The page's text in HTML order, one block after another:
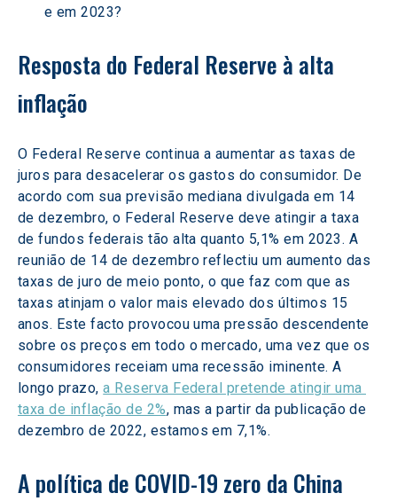
e em 2023?
Resposta do Federal Reserve à alta
inflação
O Federal Reserve continua a aumentar as taxas de
juros para desacelerar os gastos do consumidor. De
acordo com sua previsão mediana divulgada em 14
de dezembro, o Federal Reserve deve atingir a taxa
de fundos federais tão alta quanto 5,1% em 2023. A
reunião de 14 de dezembro reflectiu um aumento das
taxas de juro de meio ponto, o que faz com que as
taxas atinjam o valor mais elevado dos últimos 15
anos. Este facto provocou uma pressão descendente
sobre os preços em todo o mercado, uma vez que os
consumidores receiam uma recessão iminente. A
longo prazo, a Reserva Federal pretende atingir uma
taxa de inflação de 2%, mas a partir da publicação de
dezembro de 2022, estamos em 7,1%.
A política de COVID-19 zero da China